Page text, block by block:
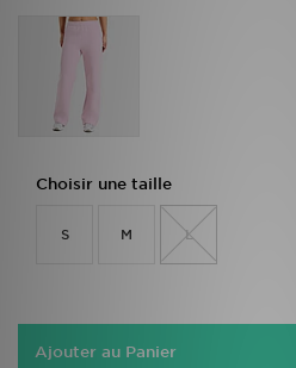
Choisir une taille
S M L
Ajouter au Panier